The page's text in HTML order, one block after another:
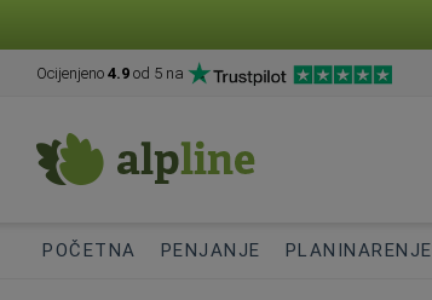
Ocijenjeno 4.9 od 5 na
POČETNA PENJANJE PLANINARENJE